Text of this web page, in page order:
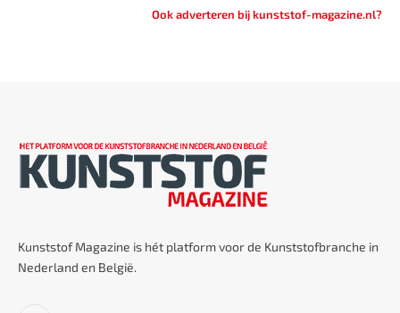
Ook adverteren bij kunststof-magazine.nl?
Kunststof Magazine is hét platform voor de Kunststofbranche in
Nederland en België.